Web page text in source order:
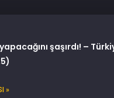
şaşırdı! –
»